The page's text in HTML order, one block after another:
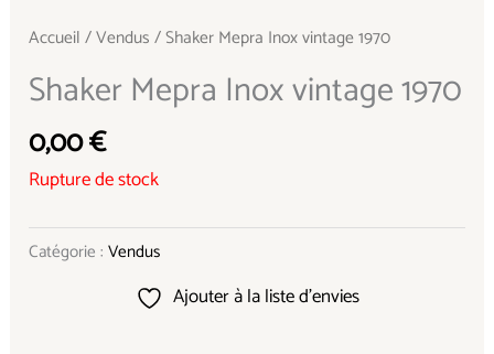
Accueil /Vendus / Shaker Mepra Inox vintage 1970
Shaker Mepra Inox vintage 1970
0,00€
Rupture de stock
Catégorie :Vendus
Ajouter à la liste d’envies